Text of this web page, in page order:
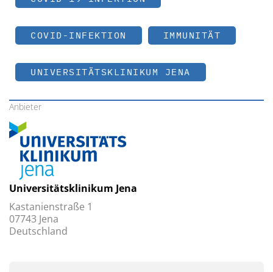
COVID-INFEKTION IMMUNITÄT
UNIVERSITÄTSKLINIKUM JENA
Anbieter
Universitätsklinikum Jena
Kastanienstraße 1
07743 Jena
Deutschland